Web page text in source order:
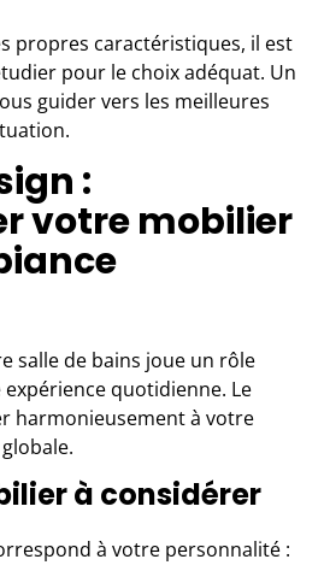
propres caractéristiques, il est
pour le choix adéquat. Un
guider vers les meilleures
:
votre mobilier
salle de bains joue un rôle
quotidienne. Le
harmonieusement à votre
à considérer
à votre personnalité :